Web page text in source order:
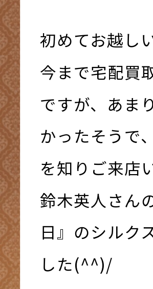
初めてお越し
今まで宅配買
ですが、あま
かったそうで
を知りご来店
鈴木英人さん
日』のシルク
した(^^)/